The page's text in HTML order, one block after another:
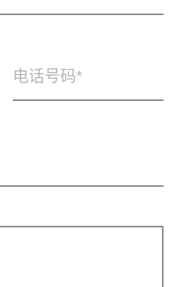
电话号码